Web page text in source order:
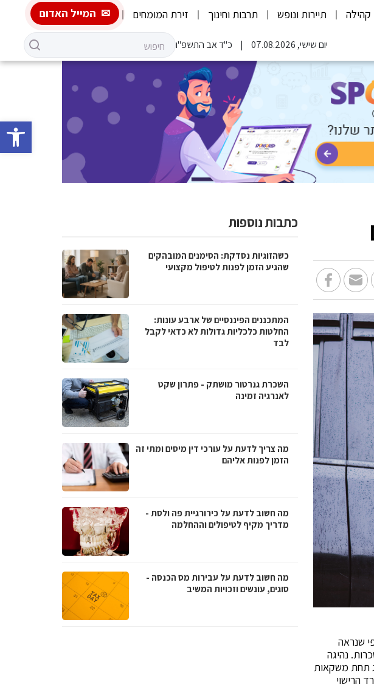
פתח
קהילה תיירות ונופש תרבות וחינוך זירת המומחים המייל האדום
יום שישי, 07.08.2026 כ"ד אב התשפ"ו
שנראה
נהיגה
תחת משקאות
הרישוי
כתבות נוספות
כשהזוגיות נסדקת: הסימנים המובהקים
שהגיע הזמן לפנות לטיפול מקצועי
המתכננים הפיננסיים של ארבע עונות:
החלטות כלכליות גדולות לא כדאי לקבל
לבד
השכרת גנרטור מושתק - פתרון שקט
לאנרגיה זמינה
מה צריך לדעת על עורכי דין מיסים ומתי זה
הזמן לפנות אליהם
מה חשוב לדעת על כירורגיית פה ולסת -
מדריך מקיף לטיפולים וההחלמה
מה חשוב לדעת על עבירות מס הכנסה -
סוגים, עונשים וזכויות המשיב